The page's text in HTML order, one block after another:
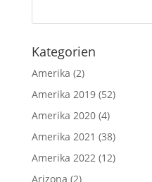
Kategorien
Amerika (2)
Amerika 2019(52)
Amerika 2020(4)
Amerika 2021 (38)
Amerika 2022(12)
Arizona (2)